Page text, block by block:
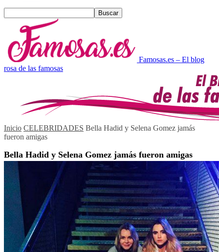
Famosas.es – El blog
rosa de las famosas
Inicio CELEBRIDADES Bella Hadid y Selena Gomez jamás
fueron amigas
Bella Hadid y Selena Gomez jamás fueron amigas